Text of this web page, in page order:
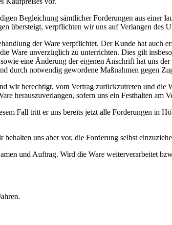
Begleichung sämtlicher Forderungen aus einer
übersteigt, verpflichten wir uns auf Verlangen des
der Ware verpflichtet. Der Kunde hat auch
Ware unverzüglich zu unterrichten. Dies gilt
eine Änderung der eigenen Anschrift hat uns
durch notwendig gewordene Maßnahmen gegen
wir berechtigt, vom Vertrag zurückzutreten und die
herauszuverlangen, sofern uns ein Festhalten am
Fall tritt er uns bereits jetzt alle Forderungen in
uns aber vor, die Forderung selbst
und Auftrag. Wird die Ware weiterverarbeitet